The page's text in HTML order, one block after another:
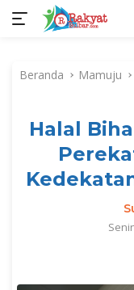
kontenBeranda Mamuju
Halal